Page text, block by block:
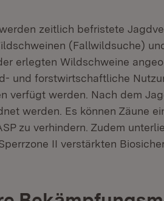
zeitlich befristete
(Fallwildsuche)
erlegten Wildschweine
und forstwirtschaftliche
verfügt werden. Nach dem
werden. Es können Zäune
zu verhindern. Zudem
II verstärkten